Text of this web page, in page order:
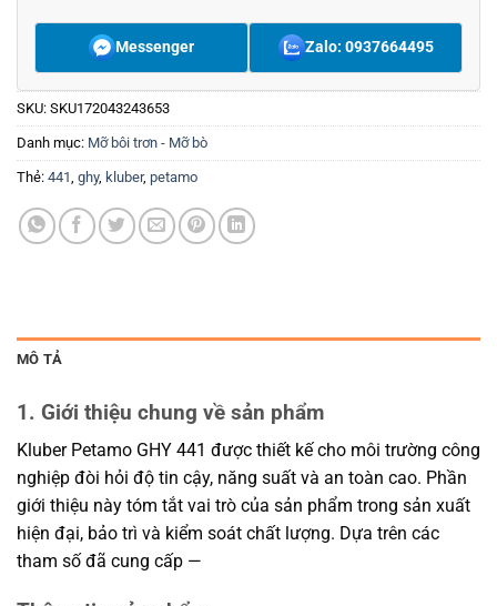
Messenger Zalo: 0937664495
SKU: SKU172043243653
Danh mục: Mỡ bôi trơn - Mỡ bò
Thẻ: 441 ghy, kluber, petamo
MÔ TẢ
1. Giới thiệu chung về sản phẩm
Kluber Petamo GHY 441 được thiết kế cho môi trường công
nghiệp đòi hỏi độ tin cậy, năng suất và an toàn cao. Phần
giới thiệu này tóm tắt vai trò của sản phẩm trong sản xuất
hiện đại, bảo trì và kiểm soát chất lượng. Dựa trên các
tham số đã cung cấp —